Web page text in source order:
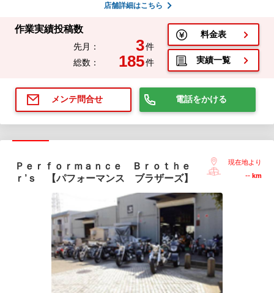
店舗詳細はこちら
作業実績投稿数
先月： 3件
総数：
185件
料金表
実績一覧
メンテ問合せ 電話をかける
Ｐｅｒｆｏｒｍａｎｃｅ Ｂｒｏｔｈｅ
ｒ’ｓ 【パフォーマンス ブラザーズ】
現在地より
-- km